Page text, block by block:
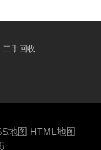
二手回收
地图 HTML地图